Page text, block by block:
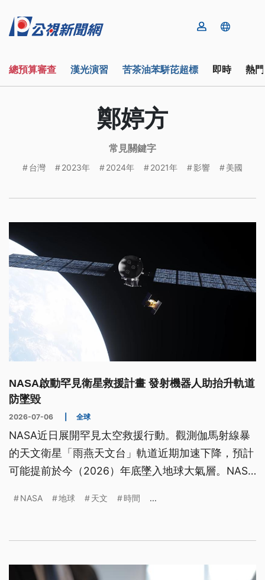
總預算審查 漢光演習 苦茶油苯駢芘超標 即時 熱
鄭婷方
常見關鍵字
台灣 2023年 2024年 2021年 影響 美國
NASA啟動罕見衛星救援計畫 發射機器人助抬升軌道
防墜毀
2026-07-06 全球
NASA近日展開罕見太空救援行動。觀測伽馬射線暴
的天文衛星「雨燕天文台」軌道近期加速下降，預計
可能提前於今（2026）年底墜入地球大氣層。NASA
預計耗時3個多月，逐步將雨燕衛星推升回原始較高
NASA 地球 天文 時間 ...